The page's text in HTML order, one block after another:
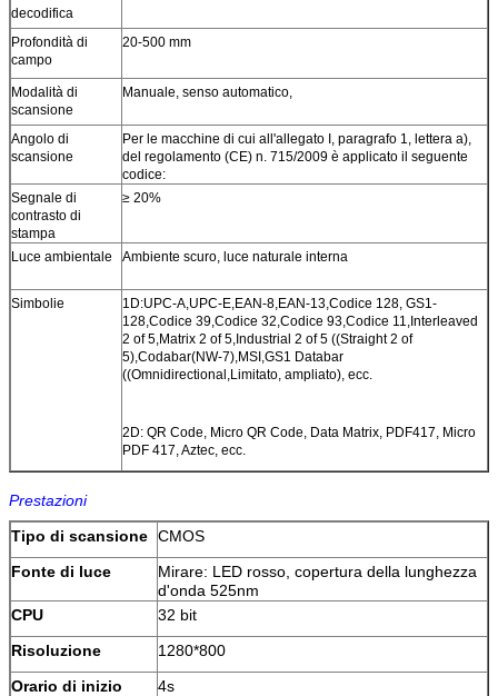
decodifica
Profondità di
campo
20-500 mm
Modalità di
scansione
Manuale, senso automatico,
Angolo di
scansione
Per le macchine di cui all'allegato I, paragrafo 1, lettera a),
del regolamento (CE) n. 715/2009 è applicato il seguente
codice:
Segnale di
contrasto di
stampa
≥ 20%
Luce ambientale Ambiente scuro, luce naturale interna
Simbolie
1D:UPC-A,UPC-E,EAN-8,EAN-13,Codice 128, GS1-
128,Codice 39,Codice 32,Codice 93,Codice 11,Interleaved
2 of 5,Matrix 2 of 5,Industrial 2 of 5 ((Straight 2 of
5),Codabar(NW-7),MSI,GS1 Databar
((Omnidirectional,Limitato, ampliato), ecc.
2D: QR Code, Micro QR Code, Data Matrix, PDF417, Micro
PDF 417, Aztec, ecc.
Prestazioni
Tipo di scansione CMOS
Fonte di luce
Mirare: LED rosso, copertura della lunghezza
d'onda 525nm
CPU
32 bit
Risoluzione
1280*800
Orario di inizio
4s